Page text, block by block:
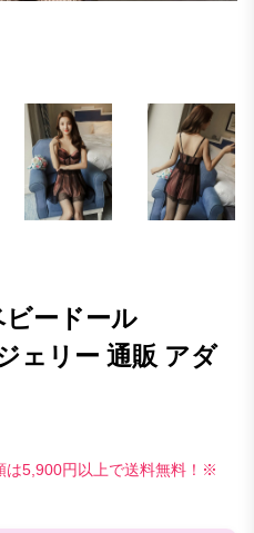
ビードール
ェリー 通販 アダ
5,900円以上で送料無料！※